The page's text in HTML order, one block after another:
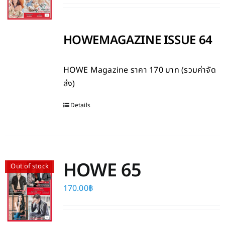
HOWEMAGAZINE ISSUE 64
HOWE Magazine ราคา 170 บาท (รวมค่าจัด
ส่ง)
Details
Out of stock HOWE 65
170.00฿